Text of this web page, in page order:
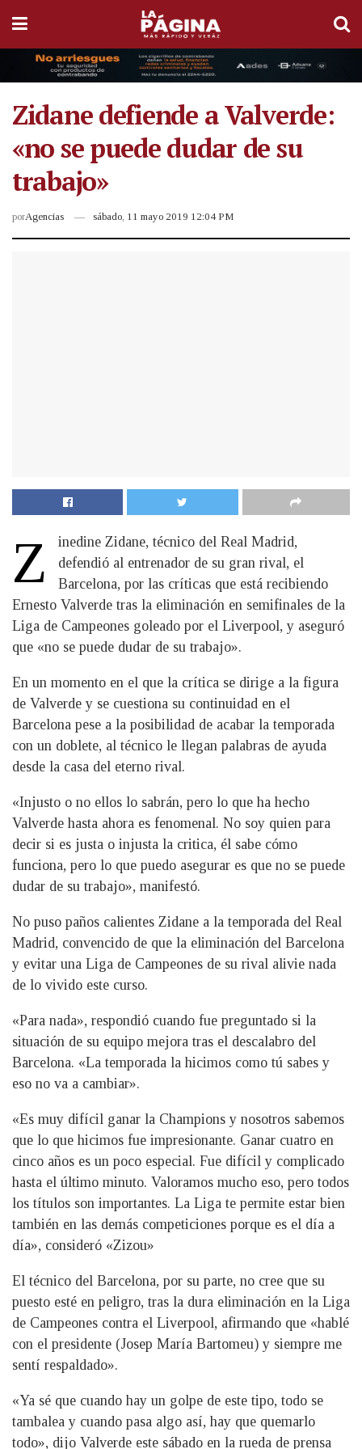
Zidane defiende a Valverde:
«no se puede dudar de su
trabajo»
porAgencias sábado, 11 mayo 2019 12:04 PM
Z
inedine Zidane, técnico del Real Madrid,
defendió al entrenador de su gran rival, el
Barcelona, por las críticas que está recibiendo
Ernesto Valverde tras la eliminación en semifinales de la
Liga de Campeones goleado por el Liverpool, y aseguró
que «no se puede dudar de su trabajo».
En un momento en el que la crítica se dirige a la figura
de Valverde y se cuestiona su continuidad en el
Barcelona pese a la posibilidad de acabar la temporada
con un doblete, al técnico le llegan palabras de ayuda
desde la casa del eterno rival.
«Injusto o no ellos lo sabrán, pero lo que ha hecho
Valverde hasta ahora es fenomenal. No soy quien para
decir si es justa o injusta la critica, él sabe cómo
funciona, pero lo que puedo asegurar es que no se puede
dudar de su trabajo», manifestó.
No puso paños calientes Zidane a la temporada del Real
Madrid, convencido de que la eliminación del Barcelona
y evitar una Liga de Campeones de su rival alivie nada
de lo vivido este curso.
«Para nada», respondió cuando fue preguntado si la
situación de su equipo mejora tras el descalabro del
Barcelona. «La temporada la hicimos como tú sabes y
eso no va a cambiar».
«Es muy difícil ganar la Champions y nosotros sabemos
que lo que hicimos fue impresionante. Ganar cuatro en
cinco años es un poco especial. Fue difícil y complicado
hasta el último minuto. Valoramos mucho eso, pero todos
los títulos son importantes. La Liga te permite estar bien
también en las demás competiciones porque es el día a
día», consideró «Zizou»
El técnico del Barcelona, por su parte, no cree que su
puesto esté en peligro, tras la dura eliminación en la Liga
de Campeones contra el Liverpool, afirmando que «hablé
con el presidente (Josep María Bartomeu) y siempre me
sentí respaldado».
«Ya sé que cuando hay un golpe de este tipo, todo se
tambalea y cuando pasa algo así, hay que quemarlo
todo», dijo Valverde este sábado en la rueda de prensa